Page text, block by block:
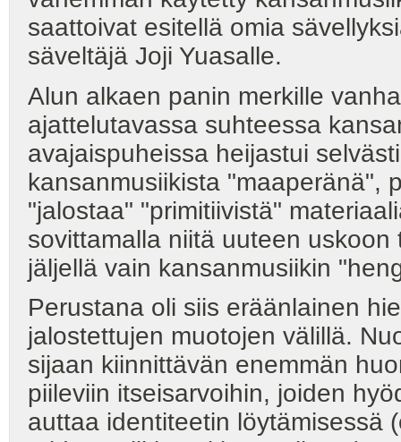
saattoivat esitellä omia
säveltäjä Joji Yuasalle.
Alun alkaen panin merkille
ajattelutavassa suhteessa
avajaispuheissa heijastui
kansanmusiikista "maaperänä",
"jalostaa" "primitiivistä"
sovittamalla niitä uuteen
jäljellä vain kansanmusiikin
Perustana oli siis eräänlainen
jalostettujen muotojen välillä.
sijaan kiinnittävän enemmän
piileviin itseisarvoihin, joiden
auttaa identiteetin löytämisessä